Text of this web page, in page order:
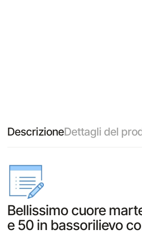
DescrizioneDettagli del
Bellissimo cuore
e 50 in bassorilievo